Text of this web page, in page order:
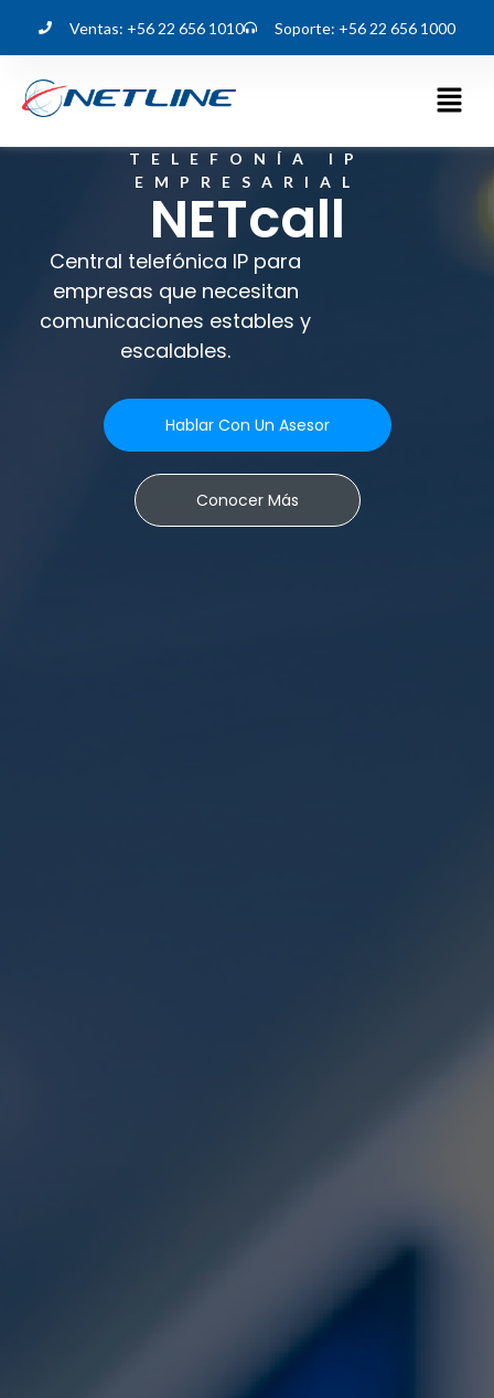
Ventas: +56 22 656 1010 Soporte: +56 22 656 1000
TELEFONÍA IP
EMPRESARIAL
NETcall
Central telefónica IP para
empresas que necesitan
comunicaciones estables y
escalables.
Hablar Con Un Asesor
Conocer Más